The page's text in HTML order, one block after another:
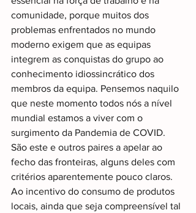
comunidade, porque muitos dos
problemas enfrentados no mundo
moderno exigem que as equipas
integrem as conquistas do grupo ao
conhecimento idiossincrático dos
membros da equipa. Pensemos naquilo
que neste momento todos nós a nível
mundial estamos a viver com o
surgimento da Pandemia de COVID.
São este e outros paires a apelar ao
fecho das fronteiras, alguns deles com
critérios aparentemente pouco claros.
Ao incentivo do consumo de produtos
locais, ainda que seja compreensível tal